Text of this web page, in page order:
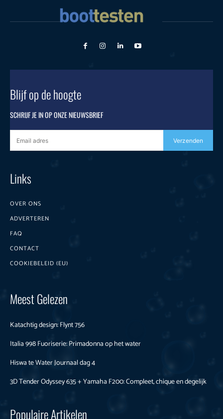
Blijf op de hoogte
SCHRIJF JE IN OP ONZE NIEUWSBRIEF
Verzenden
Links
OVER ONS
ADVERTEREN
FAQ
CONTACT
COOKIEBELEID (EU)
Meest Gelezen
Katachtig design: Flynt 756
Italia 998 Fuoriserie: Primadonna op het water
Hiswa te Water Journaal dag 4
3D Tender Odyssey 635 + Yamaha F200: Compleet, chique en degelijk
Populaire Artikelen